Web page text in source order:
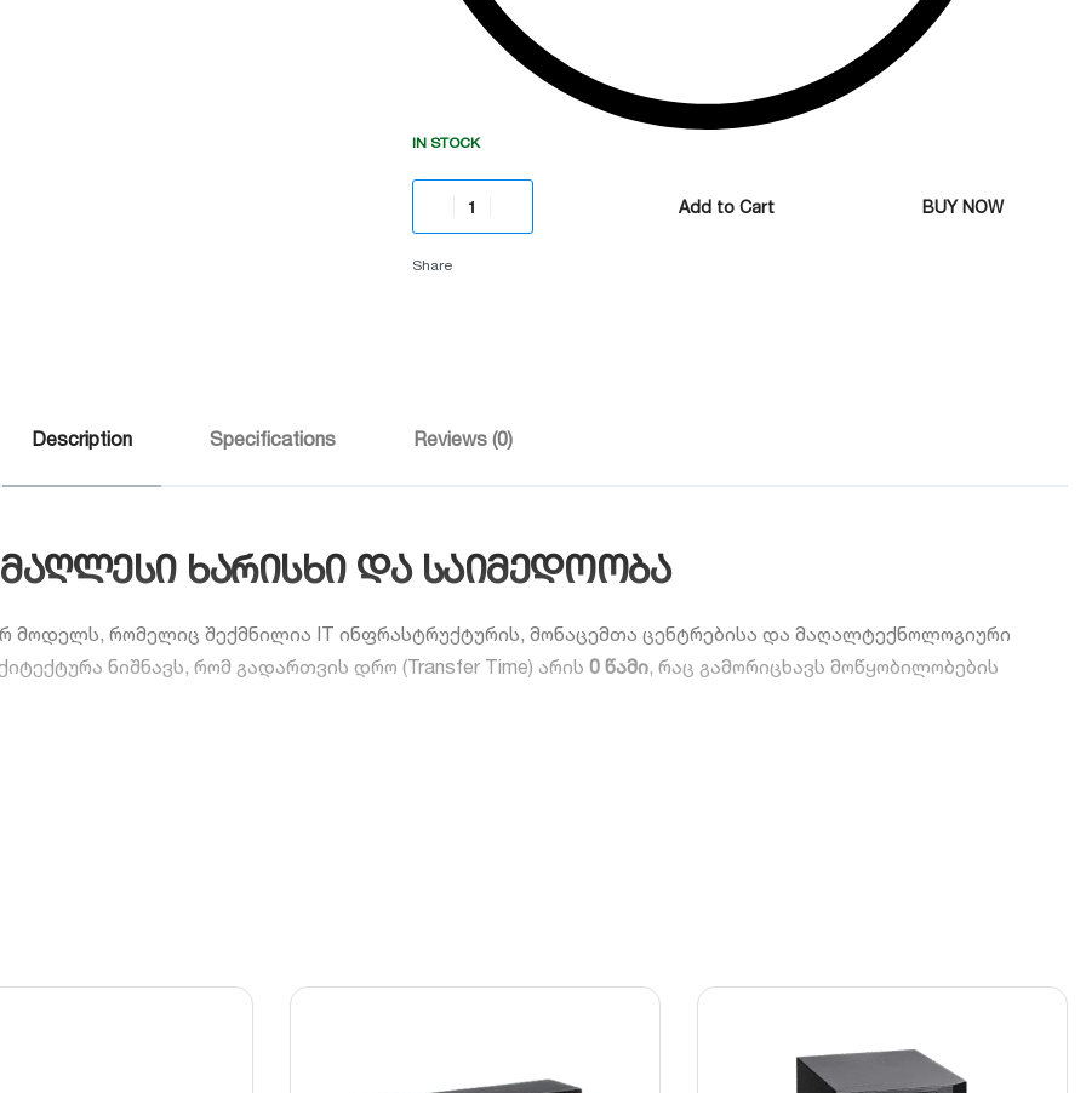
IN STOCK
Add to Cart BUY NOW
Share
Description Specifications Reviews (0)
ხარისხი და საიმედოობა
მოდელს, რომელიც შექმნილია IT ინფრასტრუქტურის, მონაცემთა ცენტრებისა და მაღალტექნოლოგიური
ნიშნავს, რომ გადართვის დრო (Transfer Time) არის 0 წამი, რაც გამორიცხავს მოწყობილობების
გაძლევთ შეამციროთ ელექტროენერგიის ხარჯი სტაბილური ქსელის პირობებში.
ახანგრძლივებს აკუმულატორების სიცოცხლისუნარიანობას და ოპტიმიზაციას უკეთებს დამუხტვის